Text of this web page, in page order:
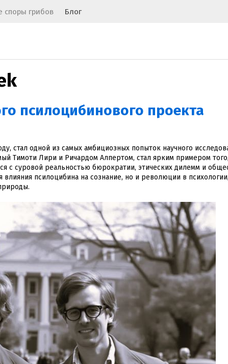
споры грибов Блог
псилоцибинового проекта
стал одной из самых амбициозных попыток научного
Тимоти Лири и Ричардом Алпертом, стал ярким примером
с суровой реальностью бюрократии, этических дилемм и
псилоцибина на сознание, но и революции в психологии,